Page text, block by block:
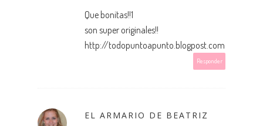
Que bonitas!!1
son super originales!!
http://todopuntoapunto.blogpost.com
Responder
EL ARMARIO DE BEATRIZ